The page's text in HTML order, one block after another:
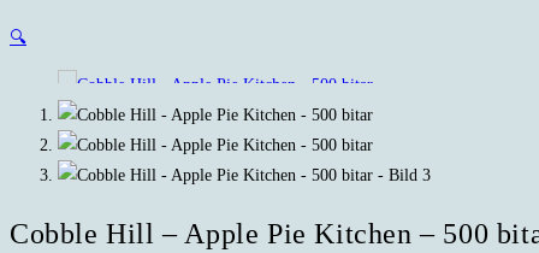
🔍
Cobble Hill – Apple Pie Kitchen – 500